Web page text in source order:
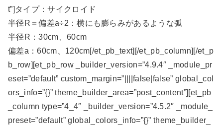
t”]タイプ：サイクロイド
半径R＝偏差a÷2：横にも膨らみがあるような弧
半径R：30cm、60cm
偏差a：60cm、120cm[/et_pb_text][/et_pb_column][/et_p
b_row][et_pb_row _builder_version=”4.9.4″ _module_pr
eset=”default” custom_margin=”||||false|false” global_col
ors_info=”{}” theme_builder_area=”post_content”][et_pb
_column type=”4_4″ _builder_version=”4.5.2″ _module_
preset=”default” global_colors_info=”{}” theme_builder_